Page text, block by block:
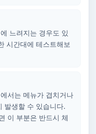
느려지는 경우도 있
시간대에 테스트해보
서는 메뉴가 겹치거나
발생할 수 있습니다.
이 부분은 반드시 체